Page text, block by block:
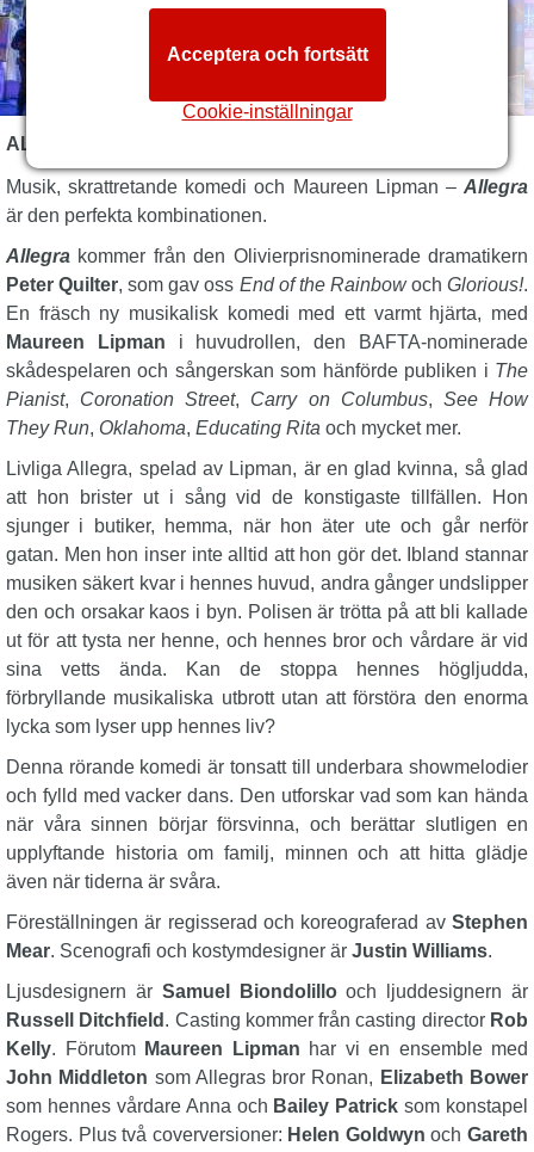
ALLEGRA BESKRIVNING
Musik, skrattretande komedi och Maureen Lipman – Allegra
är den perfekta kombinationen.
Allegra kommer från den Olivierprisnominerade dramatikern
Peter Quilter, som gav oss End of the RainbowochGlorious!.
En fräsch ny musikalisk komedi med ett varmt hjärta, med
Maureen Lipman i huvudrollen, den BAFTA-nominerade
skådespelaren och sångerskan som hänförde publiken i The
Pianist, Coronation Street, Carry on Columbus, See How
They Run, Oklahoma, Educating Rita och mycket mer.
Livliga Allegra, spelad av Lipman, är en glad kvinna, så glad
att hon brister ut i sång vid de konstigaste tillfällen. Hon
sjunger i butiker, hemma, när hon äter ute och går nerför
gatan. Men hon inser inte alltid att hon gör det. Ibland stannar
musiken säkert kvar i hennes huvud, andra gånger undslipper
den och orsakar kaos i byn. Polisen är trötta på att bli kallade
ut för att tysta ner henne, och hennes bror och vårdare är vid
sina vetts ända. Kan de stoppa hennes högljudda,
förbryllande musikaliska utbrott utan att förstöra den enorma
lycka som lyser upp hennes liv?
Denna rörande komedi är tonsatt till underbara showmelodier
och fylld med vacker dans. Den utforskar vad som kan hända
när våra sinnen börjar försvinna, och berättar slutligen en
upplyftande historia om familj, minnen och att hitta glädje
även när tiderna är svåra.
Föreställningen är regisserad och koreograferad av Stephen
Mear. Scenografi och kostymdesigner är Justin Williams.
Ljusdesignern är Samuel Biondolillooch ljuddesignern är
Russell Ditchfield . Casting kommer från casting director Rob
Kelly. Förutom Maureen Lipman har vi en ensemble med
John Middleton som Allegras bror Ronan, Elizabeth Bower
som hennes vårdare Anna och Bailey Patrick som konstapel
Rogers. Plus två coverversioner: Helen Goldwyn ochGareth
Cookie-inställningar
Acceptera och fortsätt